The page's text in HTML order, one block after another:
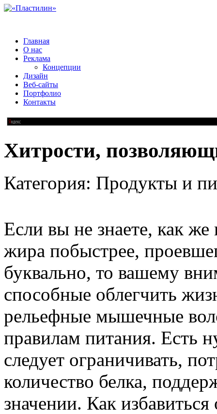
Главная
О нас
Реклама
Концепции
Дизайн
Веб-сайты
Портфолио
Контакты
Хитрости,
Категория: Продукты и
Если вы не знаете, как же
жира побыстрее,
буквально, то вашему
способные облегчить
рельефные мышечные
правилам питания. Есть
следует ограничивать,
количество белка,
значении. Как